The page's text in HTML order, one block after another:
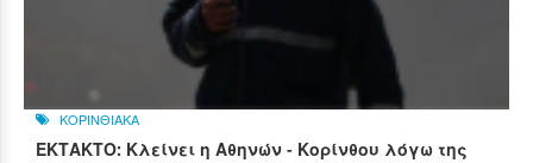
ΚΟΡΙΝΘΙΑΚΑ
ΕΚΤΑΚΤΟ: Κλείνει η Αθηνών - Κορίνθου λόγω της